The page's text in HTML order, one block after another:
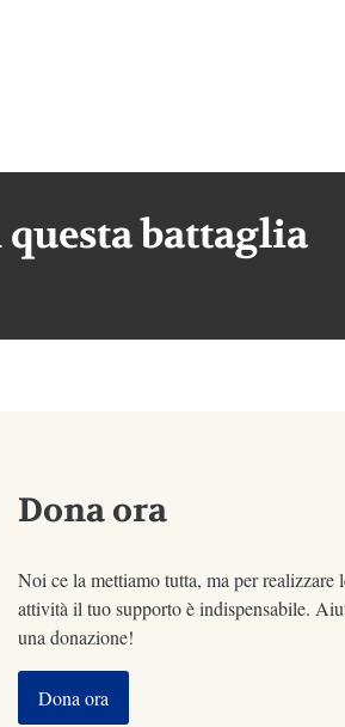
battaglia
Dona ora
Noi ce la mettiamo tutta, ma per realizzare
attività il tuo supporto è indispensabile.
una donazione!
Dona ora